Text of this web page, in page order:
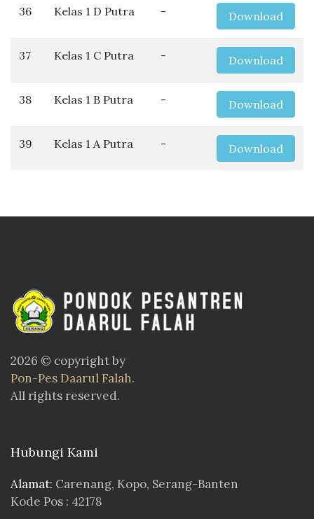
36 Kelas 1 D Putra - Download
37 Kelas 1 C Putra - Download
38 Kelas 1 B Putra - Download
39 Kelas 1 A Putra - Download
2026 © copyright by
Pon-Pes Daarul Falah.
All rights reserved.
Hubungi Kami
Alamat: Carenang, Kopo, Serang-Banten
Kode Pos : 42178